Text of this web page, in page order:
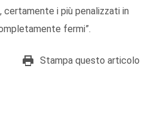
i più penalizzati in
fermi”.
Stampa questo articolo